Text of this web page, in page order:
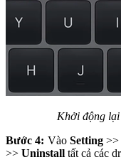
Khởi động
Bước 4: Vào Setting>>
>> Uninstall tất cả các